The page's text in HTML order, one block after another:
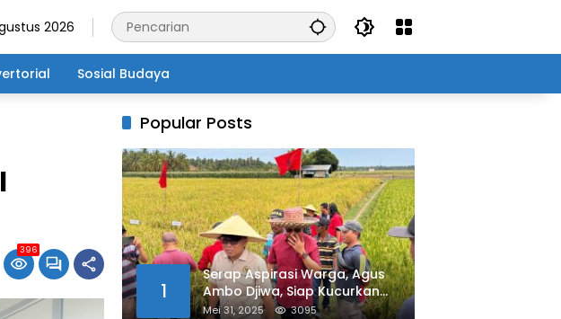
2026
Sosial Budaya
396
Popular Posts
1
Serap Aspirasi Warga, Agus
Ambo Djiwa, Siap Kucurkan
Bantuan Pertanian di Kalukku
Mei 31, 2025 3095